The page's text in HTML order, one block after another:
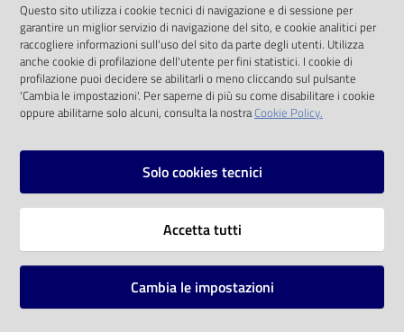
Eventi
Chiedi al
bibliotecario
solo alle condizioni previste dalla direttiva
comunitaria 2003/98/CE e dal d.lgs. 36/2006
SOCIAL
Instagram
Vai alla pagina
Mappa del sito
Questo sito utilizza i cookie tecnici di navigazione e di sessione per
garantire un miglior servizio di navigazione del sito, e cookie analitici per
raccogliere informazioni sull'uso del sito da parte degli utenti. Utilizza
anche cookie di profilazione dell'utente per fini statistici. I cookie di
profilazione puoi decidere se abilitarli o meno cliccando sul pulsante
'Cambia le impostazioni'. Per saperne di più su come disabilitare i cookie
oppure abilitarne solo alcuni, consulta la nostraCookie Policy.
Solo cookies tecnici
Accetta tutti
Cambia le impostazioni